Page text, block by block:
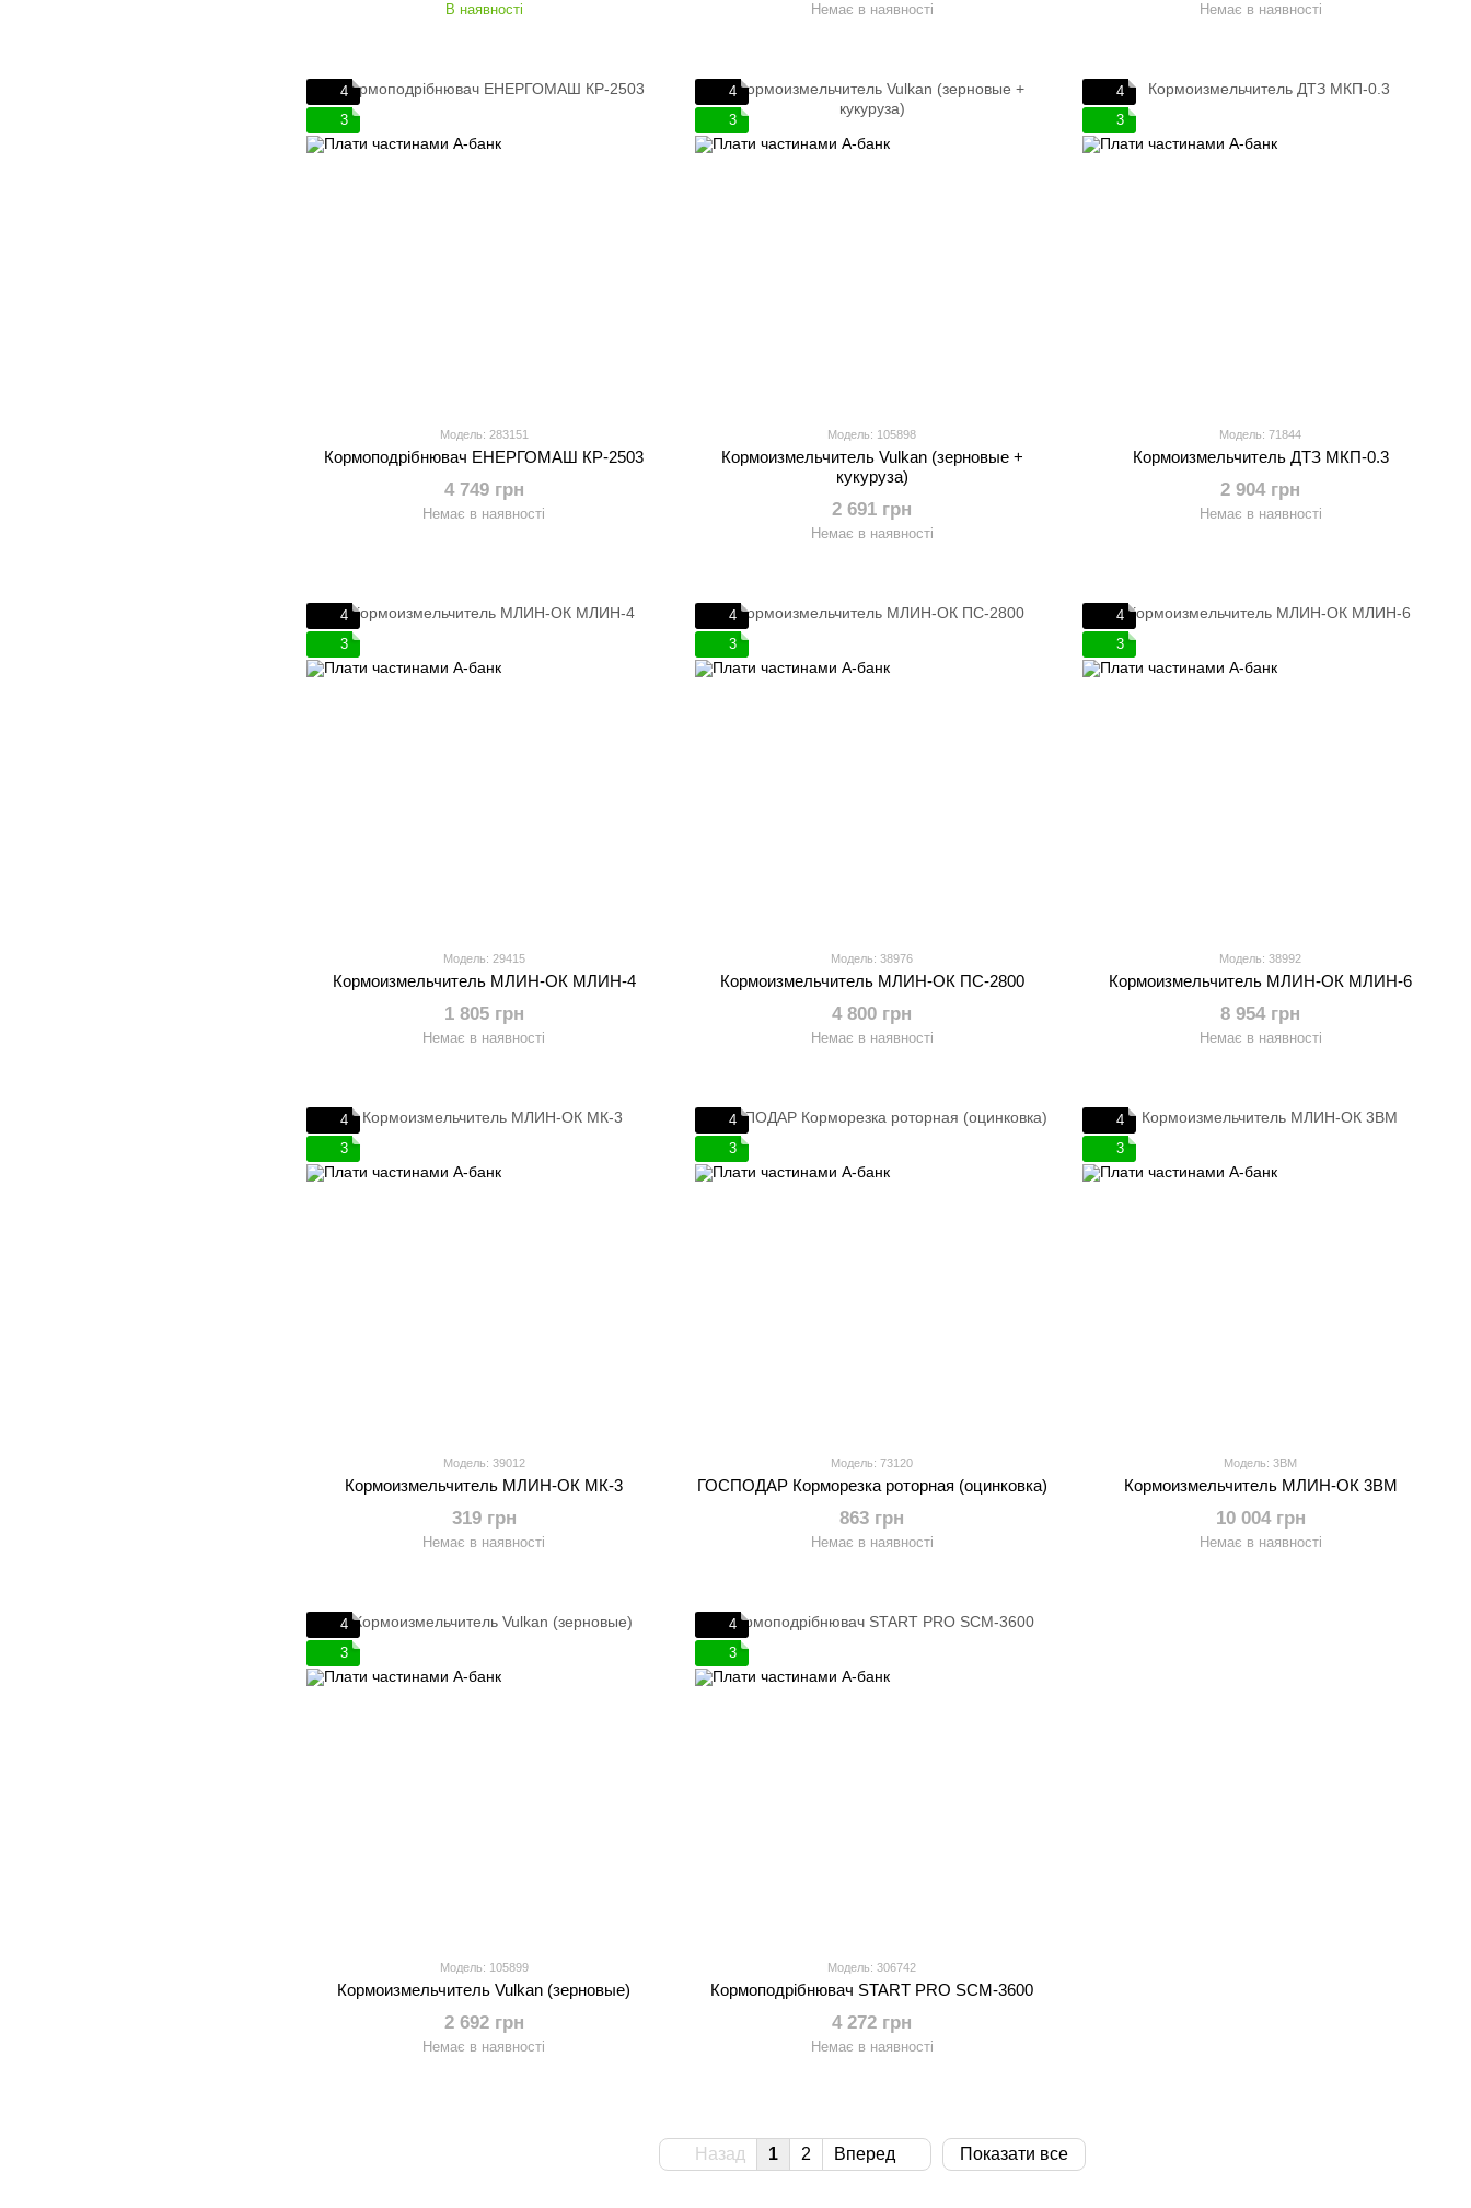
В наявності Немає в наявності Немає в наявності
4
3
Модель: 283151
Кормоподрібнювач ЕНЕРГОМАШ КР-2503
4 749 грн
Немає в наявності
4
3
Модель: 105898
Кормоизмельчитель Vulkan (зерновые +
кукуруза)
2 691 грн
Немає в наявності
4
3
Модель: 71844
Кормоизмельчитель ДТЗ МКП-0.3
2 904 грн
Немає в наявності
4
3
Модель: 29415
Кормоизмельчитель МЛИН-ОК МЛИН-4
1 805 грн
Немає в наявності
4
3
Модель: 38976
Кормоизмельчитель МЛИН-ОК ПС-2800
4 800 грн
Немає в наявності
4
3
Модель: 38992
Кормоизмельчитель МЛИН-ОК МЛИН-6
8 954 грн
Немає в наявності
4
3
Модель: 39012
Кормоизмельчитель МЛИН-ОК МК-3
319 грн
Немає в наявності
4
3
Модель: 73120
ГОСПОДАР Корморезка роторная (оцинковка)
863 грн
Немає в наявності
4
3
Модель: 3ВМ
Кормоизмельчитель МЛИН-ОК 3ВМ
10 004 грн
Немає в наявності
4
3
Модель: 105899
Кормоизмельчитель Vulkan (зерновые)
2 692 грн
Немає в наявності
4
3
Модель: 306742
Кормоподрібнювач START PRO SCM-3600
4 272 грн
Немає в наявності
Назад 1 2 Вперед Показати все